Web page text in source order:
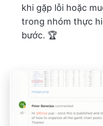
khi gặp lỗi hoặc
trong nhóm thực
bước. 🏆